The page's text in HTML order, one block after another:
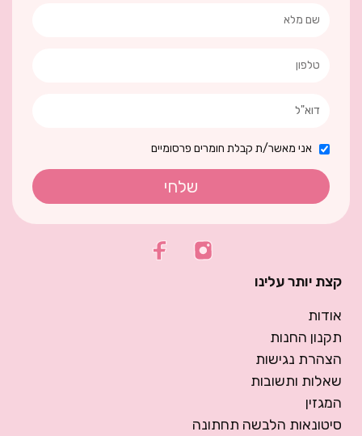
אני מאשר/ת קבלת חומרים פרסומיים
שלחי
קצת יותר עלינו
אודות
תקנון החנות
הצהרת נגישות
שאלות ותשובות
המגזין
סיטונאות הלבשה תחתונה